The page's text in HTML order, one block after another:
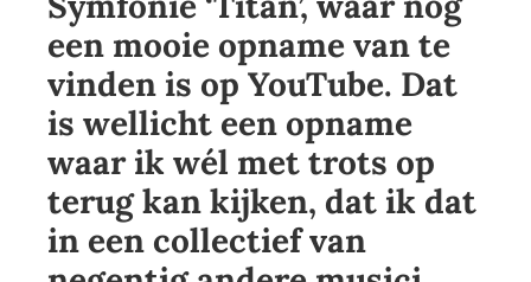
een mooie opname van te
vinden is op YouTube. Dat
is wellicht een opname
waar ik wél met trots op
terug kan kijken, dat ik dat
in een collectief van